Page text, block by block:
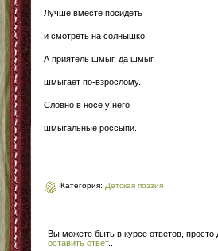
Лучше вместе посидеть
и смотреть на солнышко.
А приятель шмыг, да шмыг,
шмыгает по-взрослому.
Словно в носе у него
шмыгальные россыпи.
Категория: Детская поэзия
Вы можете быть в курсе ответов, просто
оставить ответ.